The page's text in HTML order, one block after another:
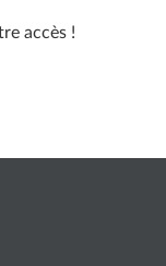
accès !